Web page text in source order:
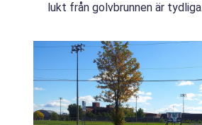
lukt från golvbrunnen är tydliga